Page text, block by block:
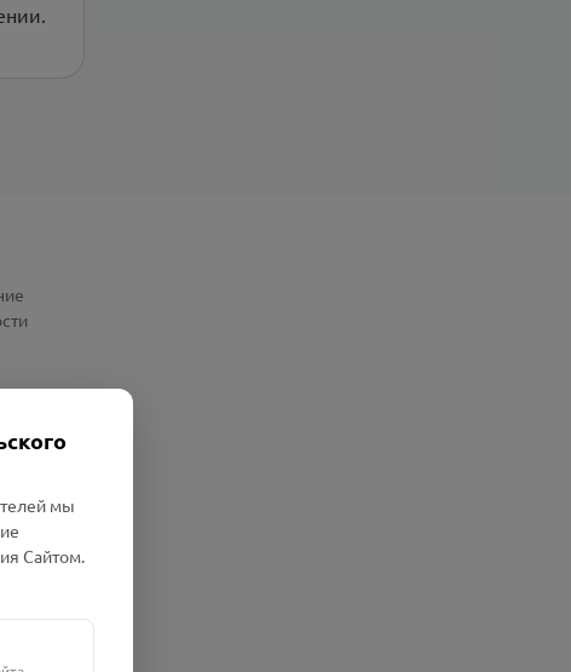
мы
Сайтом.